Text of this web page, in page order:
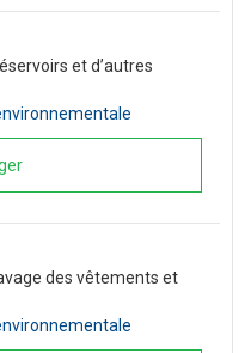
et d’autres
des vêtements et